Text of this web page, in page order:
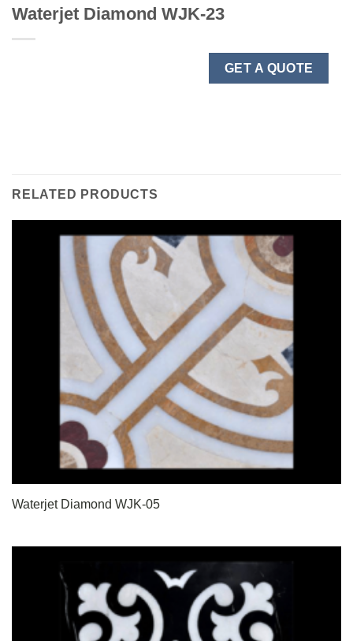
Waterjet Diamond WJK-23
GET A QUOTE
RELATED PRODUCTS
Waterjet Diamond WJK-05